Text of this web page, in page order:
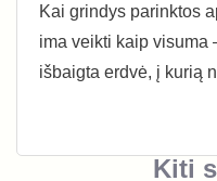
Kai grindys parinktos
ima veikti kaip visuma
išbaigta erdvė, į kurią
Kiti